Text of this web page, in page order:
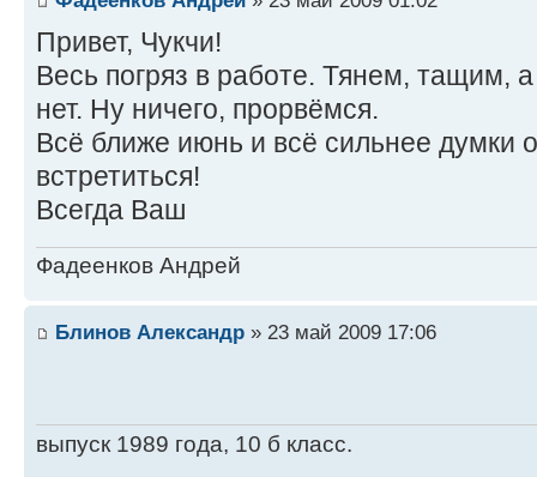
Привет, Чукчи!
Весь погряз в работе. Тянем, тащим,
нет. Ну ничего, прорвёмся.
Всё ближе июнь и всё сильнее думки
встретиться!
Всегда Ваш
Фадеенков Андрей
Блинов Александр » 23 май 2009 17:06
выпуск 1989 года, 10 б класс.